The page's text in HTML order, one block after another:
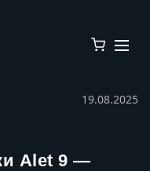
19.08.2025
Alet 9 —